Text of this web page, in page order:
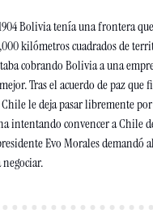
Bolivia tenía una frontera
kilómetros cuadrados de
cobrando Bolivia a una
Tras el acuerdo de paz
le deja pasar libremente
intentando convencer a Chile
Evo Morales